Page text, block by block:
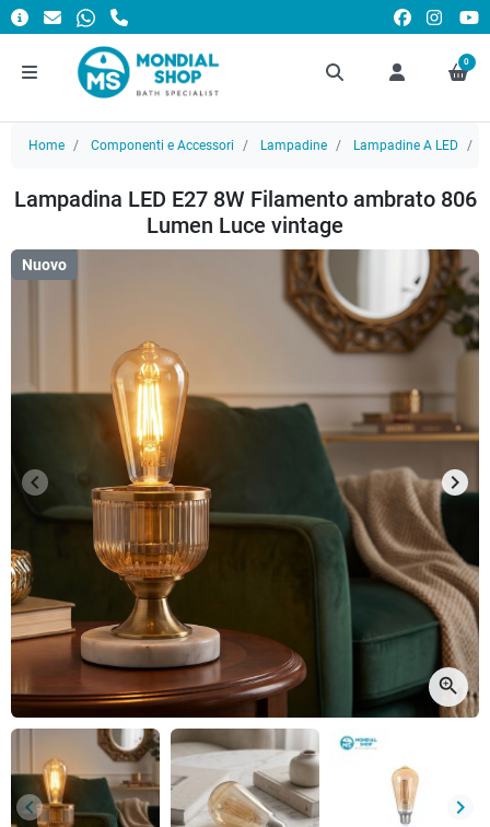
0
Home Componenti e Accessori Lampadine Lampadine A LED
Lampadina LED E27 8W Filamento ambrato 806
Lumen Luce vintage
Nuovo
Precedente
keyboard_arrow_left keyboard_arrow_right
zoom_in
Precedente
keyboard_arrow_left keyboard_arrow_right